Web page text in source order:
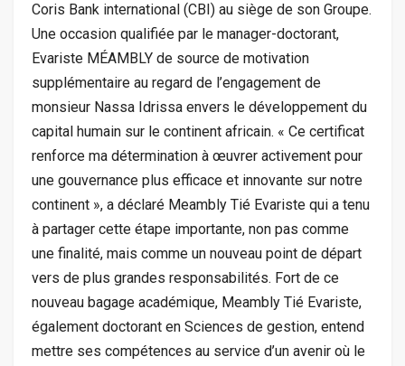
Coris Bank international (CBI) au siège de son Groupe.
Une occasion qualifiée par le manager-doctorant,
Evariste MÉAMBLY de source de motivation
supplémentaire au regard de l’engagement de
monsieur Nassa Idrissa envers le développement du
capital humain sur le continent africain. « Ce certificat
renforce ma détermination à œuvrer activement pour
une gouvernance plus efficace et innovante sur notre
continent », a déclaré Meambly Tié Evariste qui a tenu
à partager cette étape importante, non pas comme
une finalité, mais comme un nouveau point de départ
vers de plus grandes responsabilités. Fort de ce
nouveau bagage académique, Meambly Tié Evariste,
également doctorant en Sciences de gestion, entend
mettre ses compétences au service d’un avenir où le